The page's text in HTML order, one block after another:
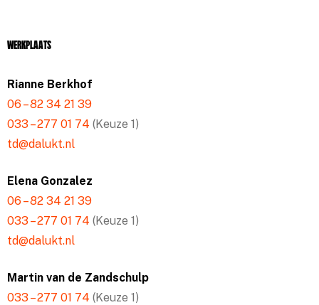
Werkplaats
Rianne Berkhof
06 – 82 34 21 39
033 – 277 01 74 (Keuze 1)
td@dalukt.nl
Elena Gonzalez
06 – 82 34 21 39
033 – 277 01 74 (Keuze 1)
td@dalukt.nl
Martin van de Zandschulp
033 – 277 01 74 (Keuze 1)